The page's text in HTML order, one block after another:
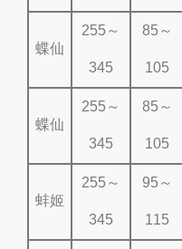
蝶仙
255～
345
85～
105
蝶仙
255～
345
85～
105
蚌姬
255～
345
95～
115